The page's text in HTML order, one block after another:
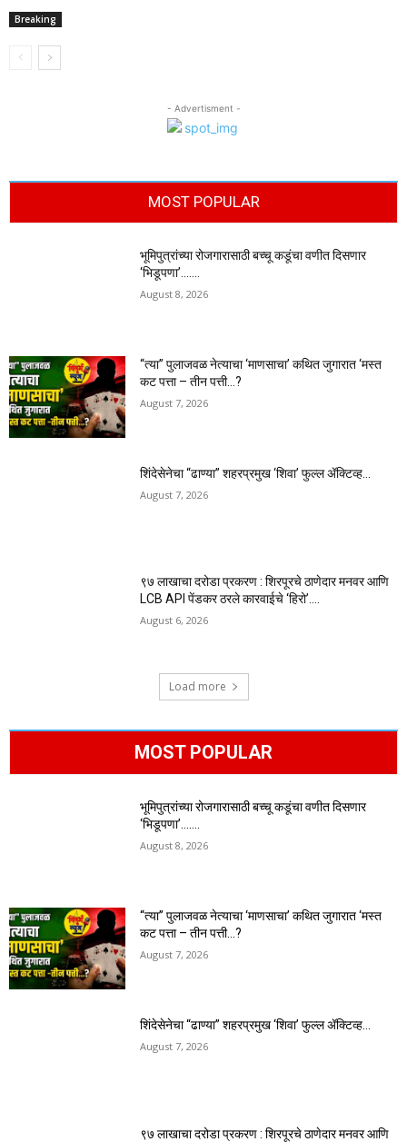
Breaking
- Advertisment -
MOST POPULAR
भूमिपुत्रांच्या रोजगारासाठी बच्चू कडूंचा वणीत दिसणार
‘भिडूपणा’…….
August 8, 2026
“त्या” पुलाजवळ नेत्याचा ‘माणसाचा’ कथित जुगारात ‘मस्त
कट पत्ता – तीन पत्ती…?
August 7, 2026
शिंदेसेनेचा “ढाण्या” शहरप्रमुख ‘शिवा’ फुल्ल ॲक्टिव्ह…
August 7, 2026
९७ लाखाचा दरोडा प्रकरण : शिरपूरचे ठाणेदार मनवर आणि
LCB API पेंडकर ठरले कारवाईचे ‘हिरो’….
August 6, 2026
Load more
MOST POPULAR
भूमिपुत्रांच्या रोजगारासाठी बच्चू कडूंचा वणीत दिसणार
‘भिडूपणा’…….
August 8, 2026
“त्या” पुलाजवळ नेत्याचा ‘माणसाचा’ कथित जुगारात ‘मस्त
कट पत्ता – तीन पत्ती…?
August 7, 2026
शिंदेसेनेचा “ढाण्या” शहरप्रमुख ‘शिवा’ फुल्ल ॲक्टिव्ह…
August 7, 2026
९७ लाखाचा दरोडा प्रकरण : शिरपूरचे ठाणेदार मनवर आणि